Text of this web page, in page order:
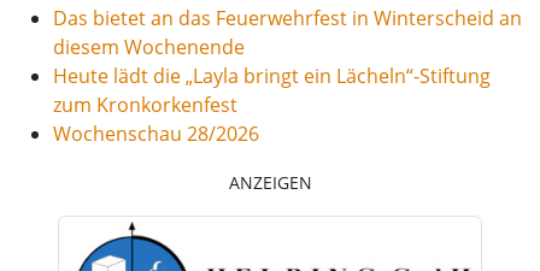
Das bietet an das Feuerwehrfest in Winterscheid an
diesem Wochenende
Heute lädt die „Layla bringt ein Lächeln“-Stiftung
zum Kronkorkenfest
Wochenschau 28/2026
ANZEIGEN